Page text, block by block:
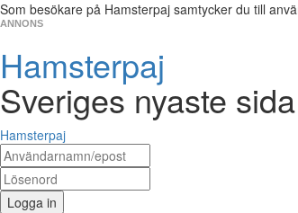
Som besökare på Hamsterpaj samtycker du till
ANNONS
Hamsterpaj
Sveriges nyaste sida
Hamsterpaj
Logga in